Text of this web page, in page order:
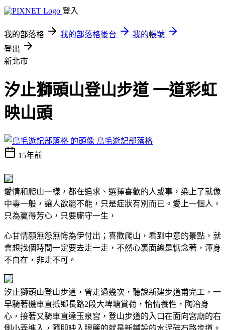
登入
我的部落格 我的部落格後台
我的帳號
登出
新北市
汐止獅頭山登山步道 一道彩虹
映山頭
鳥毛遊記部落格
15年前
愛情和爬山一樣，都在追求、選擇喜歡的人或事，染上了就像
中毒一般，讓人欲罷不能，只是症狀有別而已。愛上一個人，
只為贏得芳心，只要廝守一生，
心甘情願無怨無悔為伊付出；喜歡爬山，看到中意的景點，就
會想找個時間一定要去走一走，不然心裏面總是惦念著，渾身
不自在，非走不可。
汐止獅頭山登山步道，曾走過幾次，聽說新建步道甫完工，一
早騎著機車直抵鄉長路2段大埤塘賞荷，怡情養性，陶冶身
心，接著又騎車直達玉泉宮，登山步道的入口在面向宮廟的右
側小弄進入，隨即映入眼簾的就是新鋪設的水泥碎石路步道。